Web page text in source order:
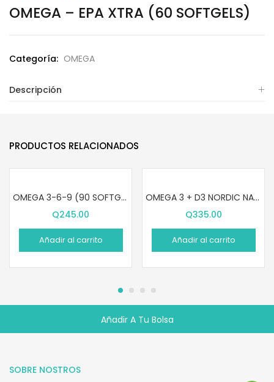
OMEGA – EPA XTRA (60 SOFTGELS)
Q405.00
Añadir A Tu Bolsa
Categoría: OMEGA
Descripción
PRODUCTOS RELACIONADOS
OMEGA 3-6-9 (90 SOFTGELS)
Q245.00
Añadir al carrito
OMEGA 3 + D3 NORDIC NATURALS (60 SOFTGELS)
Q335.00
Añadir al carrito
SOBRE NOSTROS
¿Contraseña perdida?